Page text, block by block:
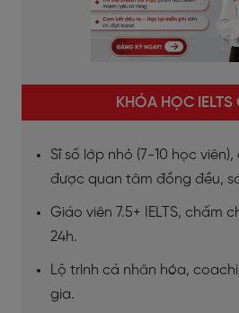
KHÓA HỌC IELTS
Sĩ số lớp nhỏ (7-10 học
được quan tâm đồng đều,
Giáo viên 7.5+ IELTS, chấm
24h.
Lộ trình cá nhân hóa,
gia.